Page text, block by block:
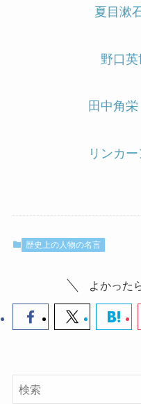
夏目漱
野口英
田中角栄
リンカー
歴史上の人物の名言
よかった